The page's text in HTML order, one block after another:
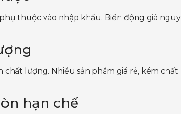
thuộc vào nhập khẩu. Biến động giá
chất lượng. Nhiều sản phẩm giá rẻ, kém
hạn chế